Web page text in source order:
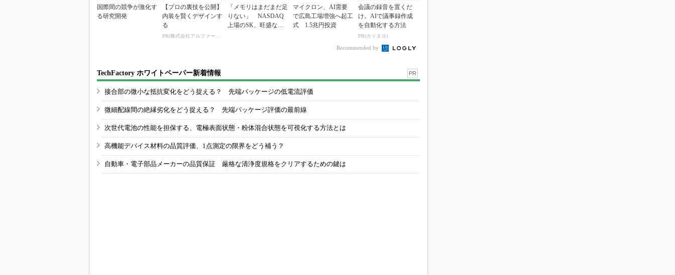
国際間の競争が激化す
る研究開発
【プロの裏技を公開】
内装を賢くデザインす
る
PR(株式会社アルファーテクノ)
「メモリはまだまだ足
りない」 NASDAQ
上場のSK、旺盛な投
マイクロン、AI需要
で広島工場増強へ起工
式 1.5兆円投資
会議の録音を置くだ
け。AIで議事録作成
を自動化する方法
PR(カイタヨ)
Recommended by
TechFactory ホワイトペーパー新着情報 PR
接合部の微小な抵抗変化をどう捉える？ 先端パッケージの低電流評価
微細配線間の絶縁劣化をどう捉える？ 先端パッケージ評価の最前線
次世代電池の性能を担保する、電極表面状態・粉体混合状態を可視化する方法とは
高機能デバイス材料の品質評価、1点測定の限界をどう補う？
自動車・電子部品メーカーの品質保証 厳格な清浄度規格をクリアするための鍵は